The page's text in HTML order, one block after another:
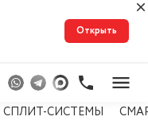
Открыть
СПЛИТ-СИСТЕМЫ